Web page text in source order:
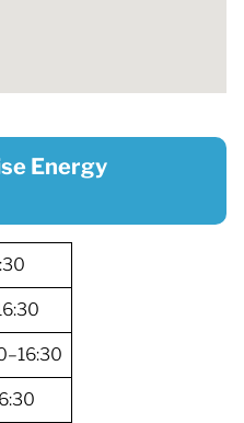
Energy